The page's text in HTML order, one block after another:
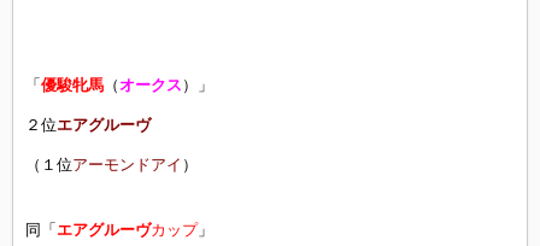
「 優駿牝馬 （オークス ）」
２位エアグルーヴ
（１位アーモンドアイ ）
同「 エアグルーヴカップ」